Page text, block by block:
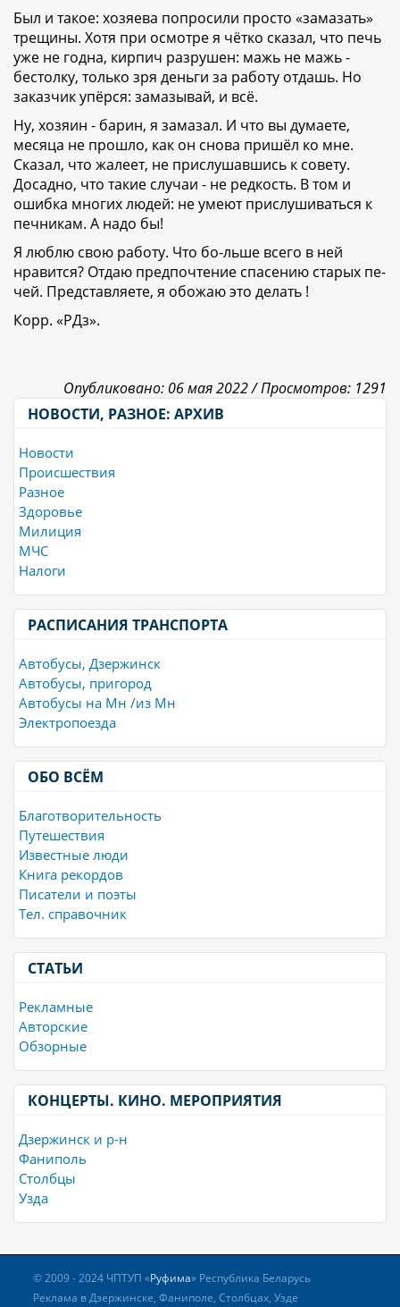
Был и такое: хозяева попросили просто «замазать»
трещины. Хотя при осмотре я чётко сказал, что печь
уже не годна, кирпич разрушен: мажь не мажь -
бестолку, только зря деньги за работу отдашь. Но
заказчик упёрся: замазывай, и всё.
Ну, хозяин - барин, я замазал. И что вы думаете,
месяца не прошло, как он снова пришёл ко мне.
Сказал, что жалеет, не прислушавшись к совету.
Досадно, что такие случаи - не редкость. В том и
ошибка многих людей: не умеют прислушиваться к
печникам. А надо бы!
Я люблю свою работу. Что бо-льше всего в ней
нравится? Отдаю предпочтение спасению старых пе-
чей. Представляете, я обожаю это делать !
Корр. «РДз».
Опубликовано: 06 мая 2022 /Просмотров: 1291
НОВОСТИ, РАЗНОЕ: АРХИВ
Новости
Происшествия
Разное
Здоровье
Милиция
МЧС
Налоги
РАСПИСАНИЯ ТРАНСПОРТА
Автобусы, Дзержинск
Автобусы, пригород
Автобусы на Мн /из Мн
Электропоезда
ОБО ВСЁМ
Благотворительность
Путешествия
Известные люди
Книга рекордов
Писатели и поэты
Тел. справочник
СТАТЬИ
Рекламные
Авторские
Обзорные
КОНЦЕРТЫ. КИНО. МЕРОПРИЯТИЯ
Дзержинск и р-н
Фаниполь
Столбцы
Узда
© 2009 - 2024 ЧПТУП «Руфима» Республика Беларусь
Реклама в Дзержинске, Фаниполе, Столбцах, Узде